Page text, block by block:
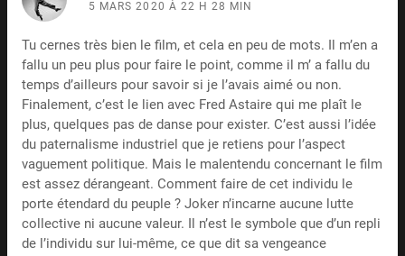
5 MARS 2020 À 22 H 28 MIN
Tu cernes très bien le film, et cela en peu de mots. Il m’en a
fallu un peu plus pour faire le point, comme il m’ a fallu du
temps d’ailleurs pour savoir si je l’avais aimé ou non.
Finalement, c’est le lien avec Fred Astaire qui me plaît le
plus, quelques pas de danse pour exister. C’est aussi l’idée
du paternalisme industriel que je retiens pour l’aspect
vaguement politique. Mais le malentendu concernant le film
est assez dérangeant. Comment faire de cet individu le
porte étendard du peuple ? Joker n’incarne aucune lutte
collective ni aucune valeur. Il n’est le symbole que d’un repli
de l’individu sur lui-même, ce que dit sa vengeance